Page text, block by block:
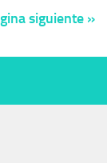
siguiente »